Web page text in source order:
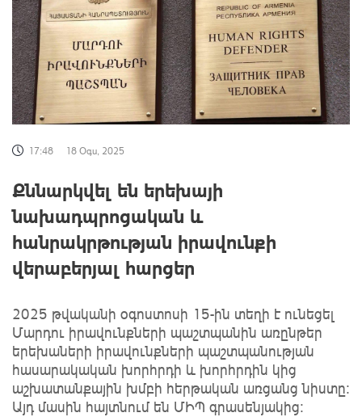
17:48 18 Օգս, 2025
Քննարկվել են երեխայի
նախադպրոցական և
հանրակրթության իրավունքի
վերաբերյալ հարցեր
2025 թվականի օգոստոսի 15-ին տեղի է ունեցել
Մարդու իրավունքների պաշտպանին առընթեր
երեխաների իրավունքների պաշտպանության
հասարակական խորհրդի և խորհրդին կից
աշխատանքային խմբի հերթական առցանց նիստը:
Այդ մասին հայտնում են ՄԻՊ գրասենյակից: